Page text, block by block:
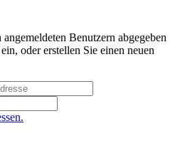
Benutzern abgegeben
oder erstellen Sie einen neuen